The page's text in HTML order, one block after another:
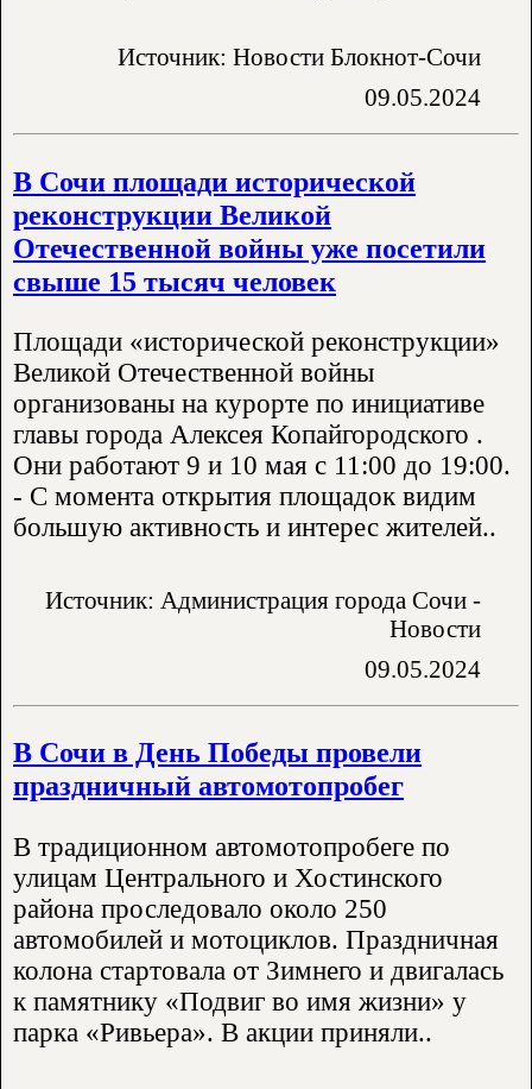
Источник: Новости Блокнот-Сочи
09.05.2024
В Сочи площади исторической
реконструкции Великой
Отечественной войны уже посетили
свыше 15 тысяч человек
Площади «исторической реконструкции»
Великой Отечественной войны
организованы на курорте по инициативе
главы города Алексея Копайгородского .
Они работают 9 и 10 мая с 11:00 до 19:00.
- С момента открытия площадок видим
большую активность и интерес жителей..
Источник: Администрация города Сочи -
Новости
09.05.2024
В Сочи в День Победы провели
праздничный автомотопробег
В традиционном автомотопробеге по
улицам Центрального и Хостинского
района проследовало около 250
автомобилей и мотоциклов. Праздничная
колона стартовала от Зимнего и двигалась
к памятнику «Подвиг во имя жизни» у
парка «Ривьера». В акции приняли..